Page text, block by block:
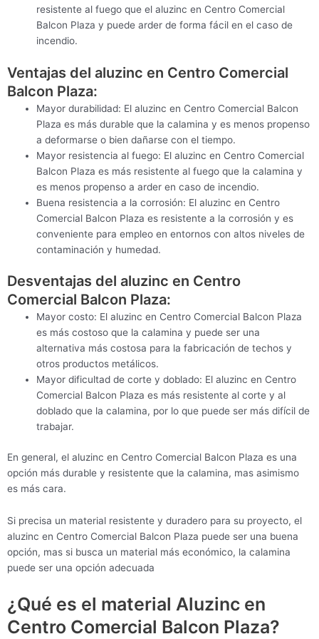
resistente al fuego que el aluzinc en Centro Comercial
Balcon Plaza y puede arder de forma fácil en el caso de
incendio.
Ventajas del aluzinc en Centro Comercial
Balcon Plaza:
Mayor durabilidad: El aluzinc en Centro Comercial Balcon
Plaza es más durable que la calamina y es menos propenso
a deformarse o bien dañarse con el tiempo.
Mayor resistencia al fuego: El aluzinc en Centro Comercial
Balcon Plaza es más resistente al fuego que la calamina y
es menos propenso a arder en caso de incendio.
Buena resistencia a la corrosión: El aluzinc en Centro
Comercial Balcon Plaza es resistente a la corrosión y es
conveniente para empleo en entornos con altos niveles de
contaminación y humedad.
Desventajas del aluzinc en Centro
Comercial Balcon Plaza:
Mayor costo: El aluzinc en Centro Comercial Balcon Plaza
es más costoso que la calamina y puede ser una
alternativa más costosa para la fabricación de techos y
otros productos metálicos.
Mayor dificultad de corte y doblado: El aluzinc en Centro
Comercial Balcon Plaza es más resistente al corte y al
doblado que la calamina, por lo que puede ser más difícil de
trabajar.
En general, el aluzinc en Centro Comercial Balcon Plaza es una
opción más durable y resistente que la calamina, mas asimismo
es más cara.
Si precisa un material resistente y duradero para su proyecto, el
aluzinc en Centro Comercial Balcon Plaza puede ser una buena
opción, mas si busca un material más económico, la calamina
puede ser una opción adecuada
¿Qué es el material Aluzinc en
Centro Comercial Balcon Plaza?